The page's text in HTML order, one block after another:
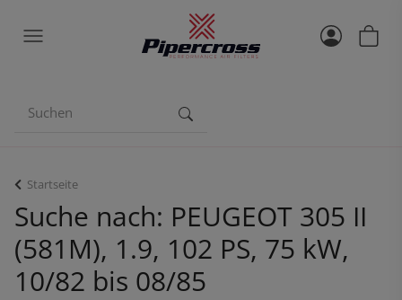
Startseite
Suche nach: PEUGEOT 305 II
(581M), 1.9, 102 PS, 75 kW,
10/82 bis 08/85